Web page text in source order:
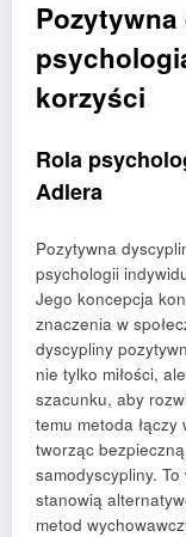
korzyści
Rola
Adlera
Pozytywna
psychologii
Jego koncepcja
znaczenia w
dyscypliny
nie tylko miłości,
szacunku, aby
temu metoda
tworząc
samodyscypliny.
stanowią
metod